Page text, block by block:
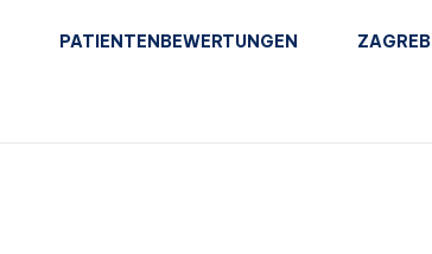
PATIENTENBEWERTUNGEN ZAGREB